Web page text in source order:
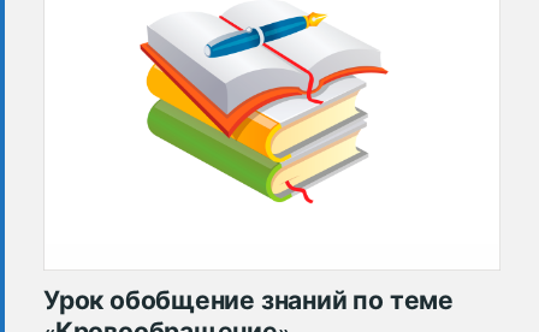
Урок обобщение знаний по теме